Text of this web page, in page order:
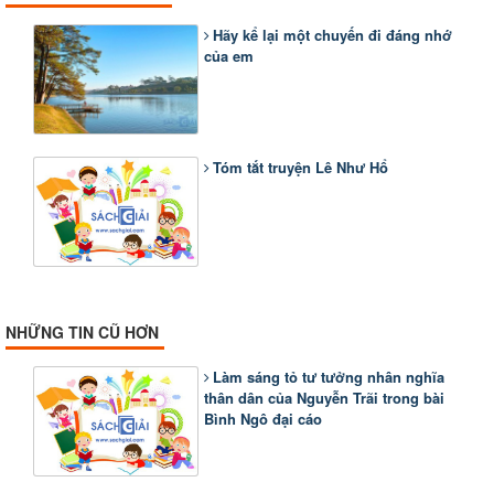
Hãy kể lại một chuyến đi đáng nhớ
của em
Tóm tắt truyện Lê Như Hổ
NHỮNG TIN CŨ HƠN
Làm sáng tỏ tư tưởng nhân nghĩa
thân dân của Nguyễn Trãi trong bài
Bình Ngô đại cáo